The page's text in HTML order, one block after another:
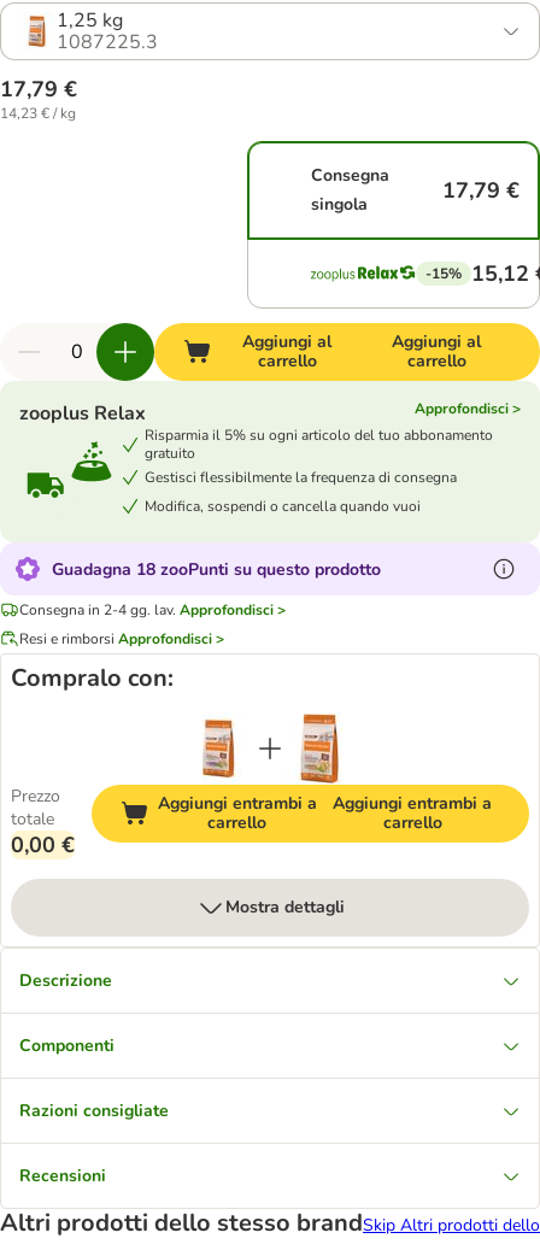
1,25 kg
1087225.3
17,79 €
14,23 € / kg
Consegna
singola
17,79 €
-15% 15,12
Aggiungi al
carrello
Aggiungi al
carrello
zooplus Relax
Approfondisci >
Risparmia il 5% su ogni articolo del tuo abbonamento
gratuito
Gestisci flessibilmente la frequenza di consegna
Modifica, sospendi o cancella quando vuoi
Guadagna 18 zooPunti su questo prodotto
Consegna in 2-4 gg. lav. Approfondisci >
Resi e rimborsi Approfondisci >
Compralo con:
Prezzo
totale
0,00 €
Aggiungi entrambi a
carrello
Aggiungi entrambi a
carrello
Mostra dettagli
Descrizione
Componenti
Razioni consigliate
Recensioni
Altri prodotti dello stesso brandSkip Altri prodotti dello